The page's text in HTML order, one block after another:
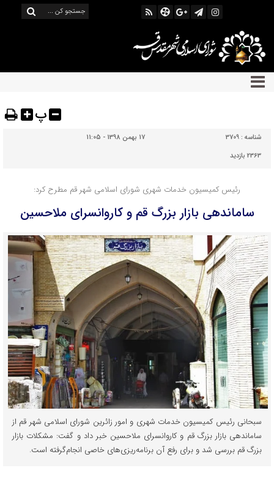
پ
شناسه : 3709
17 بهمن 1398 - 11:05
2363 بازدید
رئیس کمیسیون خدمات شهری شورای اسلامی شهر قم مطرح کرد:
‌ساماندهی بازار بزرگ قم و کاروانسرای ملاحسین
سبحانی رئیس کمیسیون خدمات شهری و امور زائرین شورای اسلامی شهر قم از
ساماندهی بازار بزرگ قم و کاروانسرای ملاحسین خبر داد و گفت: مشکلات بازار
بزرگ قم ‌بررسی ‌شد و برای رفع آن برنامه‌ریزی‌های خاصی انجام‌گرفته است.